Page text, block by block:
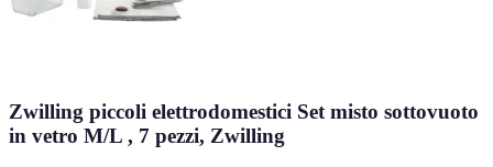
Zwilling piccoli elettrodomestici Set misto sottovuoto
in vetro M/L , 7 pezzi, Zwilling